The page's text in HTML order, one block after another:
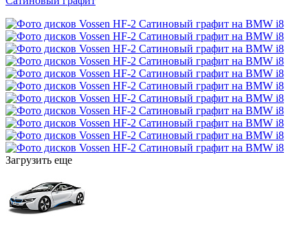
Загрузить еще